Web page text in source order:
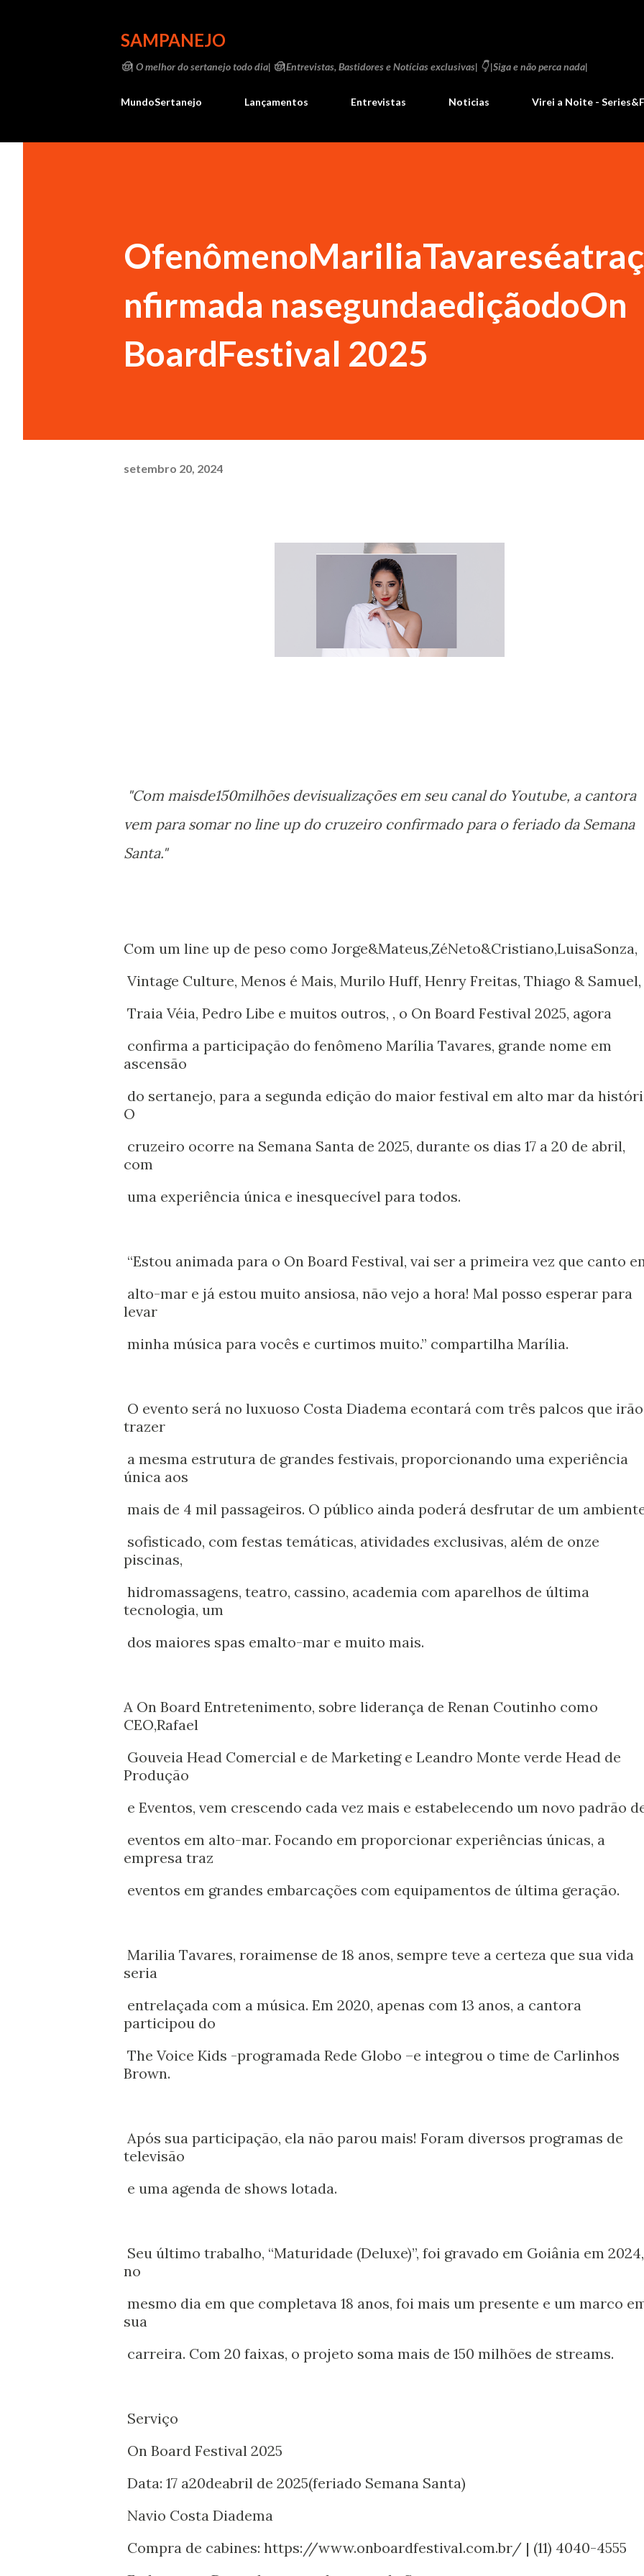
SAMPANEJO
🤠| O melhor do sertanejo todo dia| 🤠|Entrevistas, Bastidores e Notícias exclusivas| 👇 |Siga e não perca nada|
MundoSertanejo Lançamentos Entrevistas Noticias Virei a Noite -
nfirmada nasegundaediçãodoOn
BoardFestival 2025
setembro 20, 2024
"Com maisde150milhões devisualizações em seu canal do Youtube, a cantora
vem para somar no line up do cruzeiro confirmado para o feriado da Semana
Santa."
Com um line up de peso como Jorge&Mateus,ZéNeto&Cristiano,LuisaSonza,
Vintage Culture, Menos é Mais, Murilo Huff, Henry Freitas, Thiago & Samuel,
Traia Véia, Pedro Libe e muitos outros, , o On Board Festival 2025, agora
confirma a participação do fenômeno Marília Tavares, grande nome em
ascensão
do sertanejo, para a segunda edição do maior festival em alto mar da
O
cruzeiro ocorre na Semana Santa de 2025, durante os dias 17 a 20 de abril,
com
uma experiência única e inesquecível para todos.
“Estou animada para o On Board Festival, vai ser a primeira vez que canto
alto-mar e já estou muito ansiosa, não vejo a hora! Mal posso esperar para
levar
minha música para vocês e curtimos muito.” compartilha Marília.
O evento será no luxuoso Costa Diadema econtará com três palcos que irão
trazer
a mesma estrutura de grandes festivais, proporcionando uma experiência
única aos
mais de 4 mil passageiros. O público ainda poderá desfrutar de um
sofisticado, com festas temáticas, atividades exclusivas, além de onze
piscinas,
hidromassagens, teatro, cassino, academia com aparelhos de última
tecnologia, um
dos maiores spas emalto-mar e muito mais.
A On Board Entretenimento, sobre liderança de Renan Coutinho como
CEO,Rafael
Gouveia Head Comercial e de Marketing e Leandro Monte verde Head de
Produção
e Eventos, vem crescendo cada vez mais e estabelecendo um novo padrão
eventos em alto-mar. Focando em proporcionar experiências únicas, a
empresa traz
eventos em grandes embarcações com equipamentos de última geração.
Marilia Tavares, roraimense de 18 anos, sempre teve a certeza que sua vida
seria
entrelaçada com a música. Em 2020, apenas com 13 anos, a cantora
participou do
The Voice Kids -programada Rede Globo –e integrou o time de Carlinhos
Brown.
Após sua participação, ela não parou mais! Foram diversos programas de
televisão
e uma agenda de shows lotada.
Seu último trabalho, “Maturidade (Deluxe)”, foi gravado em Goiânia em 2024,
no
mesmo dia em que completava 18 anos, foi mais um presente e um marco
sua
carreira. Com 20 faixas, o projeto soma mais de 150 milhões de streams.
Serviço
On Board Festival 2025
Data: 17 a20deabril de 2025(feriado Semana Santa)
Navio Costa Diadema
Compra de cabines: https://www.onboardfestival.com.br/ | (11) 4040-4555